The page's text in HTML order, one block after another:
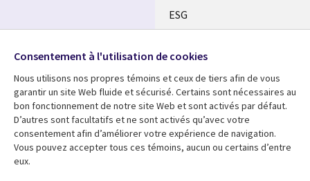
ESG
Fusions
Salle de presse
Ressources
Articles
Support
Suivez-nous
Social
Media
Global
FR
Consentement à l'utilisation de cookies
Nous utilisons nos propres témoins et ceux de tiers afin de vous
garantir un site Web fluide et sécurisé. Certains sont nécessaires au
bon fonctionnement de notre site Web et sont activés par défaut.
D’autres sont facultatifs et ne sont activés qu’avec votre
consentement afin d’améliorer votre expérience de navigation.
Vous pouvez accepter tous ces témoins, aucun ou certains d’entre
eux.